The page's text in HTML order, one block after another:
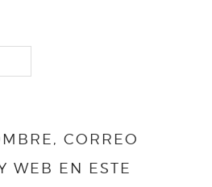
CORREO
WEB EN ESTE